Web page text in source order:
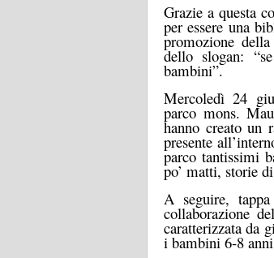
Grazie a questa
per essere una
promozione
dello slogan:
bambini”.
Mercoledì 24
parco mons.
hanno creato un
presente
parco tantissimi
po’ matti, storie
A seguire,
collaborazione del
caratterizzata da
i bambini 6-8